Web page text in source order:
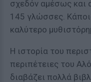
σχεδόν αμέσως και
145 γλώσσες.
καλύτερο
Η ιστορία του
περιπέτειες του
διαβάζει πολλά